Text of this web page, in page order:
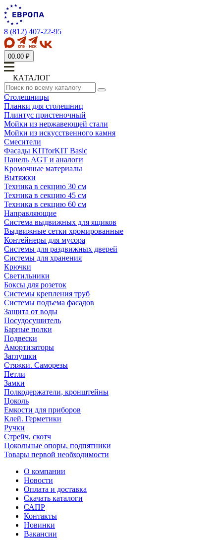
8 (812) 407-22-95
00.00 ₽
КАТАЛОГ
Столешницы
Планки для столешниц
Плинтус пристеночный
Мойки из нержавеющей стали
Мойки из искусственного камня
Смесители
Фасады KITforKIT Basic
Панель AGT и аналоги
Кромочные материалы
Вытяжки
Техника в секцию 30 см
Техника в секцию 45 см
Техника в секцию 60 см
Направляющие
Система выдвижных для ящиков
Выдвижные сетки хромированные
Контейнеры для мусора
Системы для раздвижных дверей
Системы для хранения
Крючки
Светильники
Боксы для розеток
Системы крепления труб
Системы подъема фасадов
Защита от воды
Посудосушитель
Барные полки
Подвески
Амортизаторы
Заглушки
Стяжки. Саморезы
Петли
Замки
Полкодержатели, кронштейны
Цоколь
Емкости для приборов
Клей. Герметики
Ручки
Стрейч, скотч
Цокольные опоры, подпятники
Товары первой необходимости
О компании
Новости
Оплата и доставка
Скачать каталоги
САПР
Контакты
Новинки
Вакансии